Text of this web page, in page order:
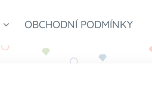
OBCHODNÍ PODMÍNKY